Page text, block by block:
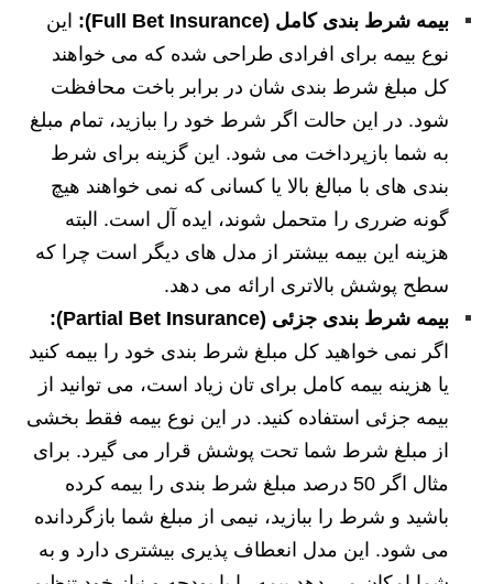
بیمه شرط بندی کامل (Full Bet Insurance):
این
نوع بیمه برای افرادی طراحی شده که می خواهند
کل مبلغ شرط بندی شان در برابر باخت محافظت
شود. در این حالت اگر شرط خود را ببازید، تمام مبلغ
به شما بازپرداخت می شود. این گزینه برای شرط
بندی های با مبالغ بالا یا کسانی که نمی خواهند هیچ
گونه ضرری را متحمل شوند، ایده آل است. البته
هزینه این بیمه بیشتر از مدل های دیگر است چرا که
سطح پوشش بالاتری ارائه می دهد.
بیمه شرط بندی جزئی (Partial Bet Insurance):
اگر نمی خواهید کل مبلغ شرط بندی خود را بیمه کنید
یا هزینه بیمه کامل برای تان زیاد است، می توانید از
بیمه جزئی استفاده کنید. در این نوع بیمه فقط بخشی
از مبلغ شرط شما تحت پوشش قرار می گیرد. برای
مثال اگر 50 درصد مبلغ شرط بندی را بیمه کرده
باشید و شرط را ببازید، نیمی از مبلغ شما بازگردانده
می شود. این مدل انعطاف پذیری بیشتری دارد و به